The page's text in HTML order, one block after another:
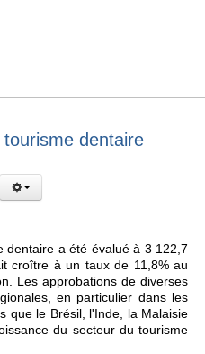
dentaire
dentaire a été évalué à 3 122,7
croître à un taux de 11,8% au
Les approbations de diverses
en particulier dans les
que le Brésil, l'Inde, la Malaisie
du secteur du tourisme